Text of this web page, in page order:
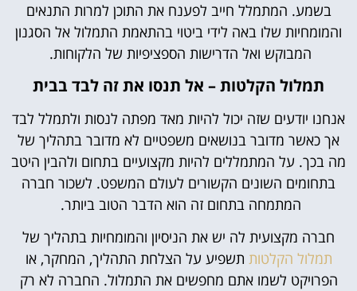
בשמע. המתמלל חייב לפענח את התוכן למרות התנאים
והמומחיות שלו באה לידי ביטוי בהתאמת התמלול אל הסגנון
המבוקש ואל הדרישות הספציפיות של הלקוחות.
תמלול הקלטות – אל תנסו את זה לבד בבית
אנחנו יודעים שזה יכול להיות מאד מפתה לנסות ולתמלל לבד
אך כאשר מדובר בנושאים משפטיים לא מדובר בתהליך של
מה בכך. על המתמללים להיות מקצועיים בתחום ולהבין היטב
בתחומים השונים הקשורים לעולם המשפט. לשכור חברה
המתמחה בתחום זה הוא הדבר הטוב ביותר.
חברה מקצועית לה יש את הניסיון והמומחיות בתהליך של
תמלול הקלטות תשפיע על הצלחת התהליך, המחקר, או
הפרויקט לשמו אתם מחפשים את התמלול. החברה לא רק